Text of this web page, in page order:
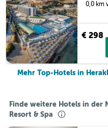
0,0 km
€ 298
Mehr Top-Hotels in
Finde weitere Hotels in der
Resort & Spa